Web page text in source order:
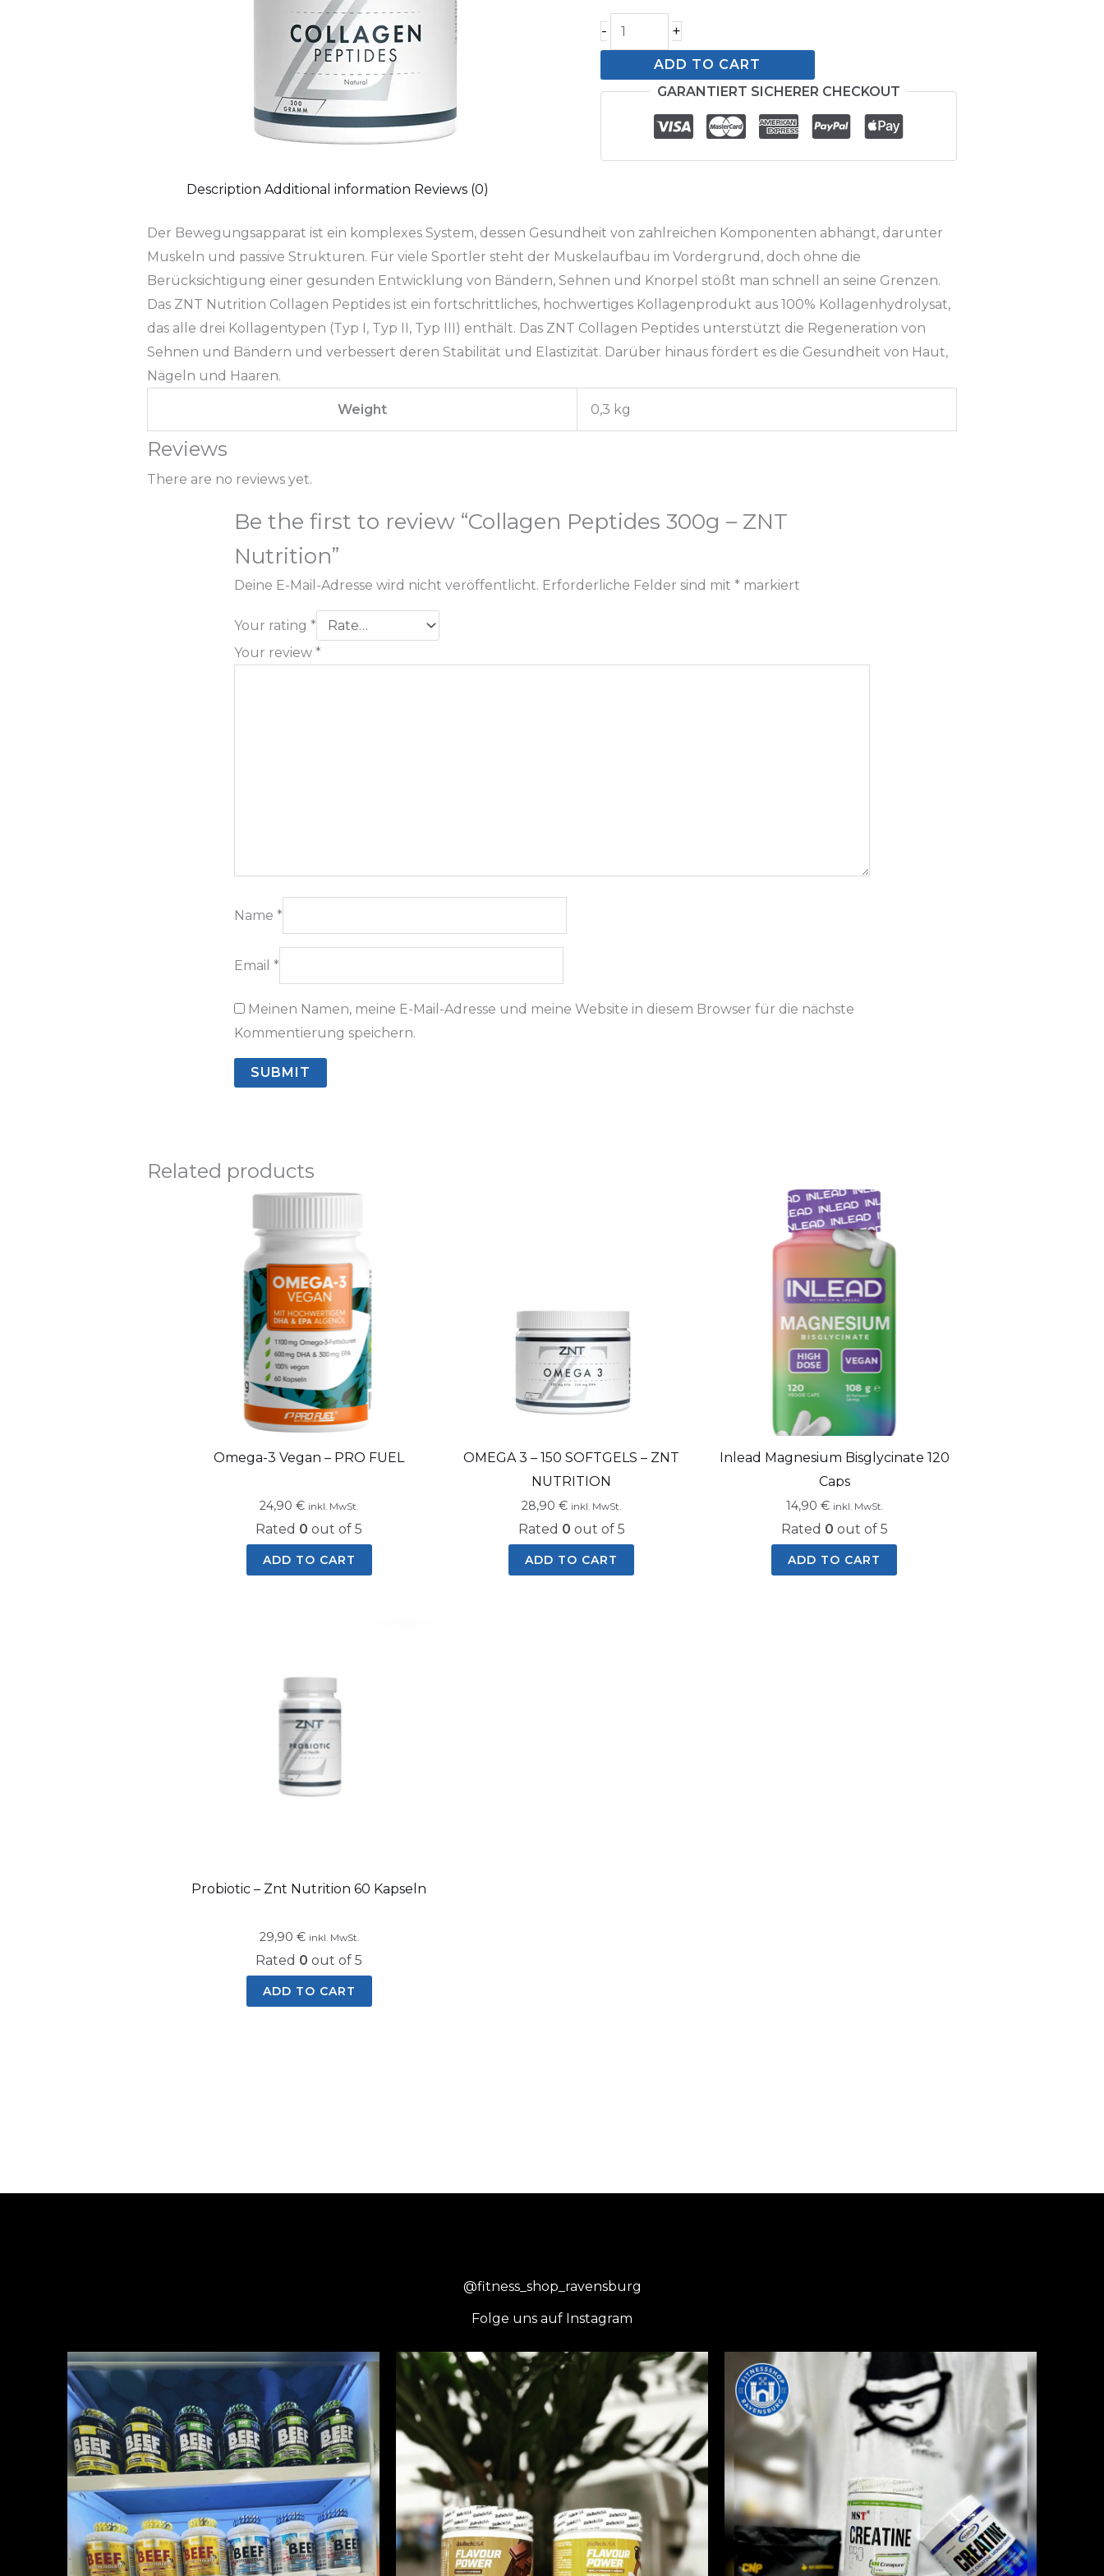
- +
ADD TO CART
GARANTIERT SICHERER CHECKOUT
Description Additional information Reviews (0)
Der Bewegungsapparat ist ein komplexes System, dessen Gesundheit von zahlreichen Komponenten abhängt, darunter
Muskeln und passive Strukturen. Für viele Sportler steht der Muskelaufbau im Vordergrund, doch ohne die
Berücksichtigung einer gesunden Entwicklung von Bändern, Sehnen und Knorpel stößt man schnell an seine Grenzen.
Das ZNT Nutrition Collagen Peptides ist ein fortschrittliches, hochwertiges Kollagenprodukt aus 100% Kollagenhydrolysat,
das alle drei Kollagentypen (Typ I, Typ II, Typ III) enthält. Das ZNT Collagen Peptides unterstützt die Regeneration von
Sehnen und Bändern und verbessert deren Stabilität und Elastizität. Darüber hinaus fördert es die Gesundheit von Haut,
Nägeln und Haaren.
Weight 0,3 kg
Reviews
There are no reviews yet.
Be the first to review “Collagen Peptides 300g – ZNT
Nutrition”
Deine E-Mail-Adresse wird nicht veröffentlicht. Erforderliche Felder sind mit* markiert
Your rating*
Your review*
Name*
Email*
Meinen Namen, meine E-Mail-Adresse und meine Website in diesem Browser für die nächste
Kommentierung speichern.
Related products
Omega-3 Vegan – PRO FUEL
24,90€ inkl. MwSt.
Rated 0 out of 5
ADD TO CART
OMEGA 3 – 150 SOFTGELS – ZNT
NUTRITION
28,90€ inkl. MwSt.
Rated 0 out of 5
ADD TO CART
Inlead Magnesium Bisglycinate 120
Caps
14,90 € inkl. MwSt.
Rated 0 out of 5
ADD TO CART
Probiotic – Znt Nutrition 60 Kapseln
29,90 € inkl. MwSt.
Rated 0 out of 5
ADD TO CART
@fitness_shop_ravensburg
Folge uns auf Instagram